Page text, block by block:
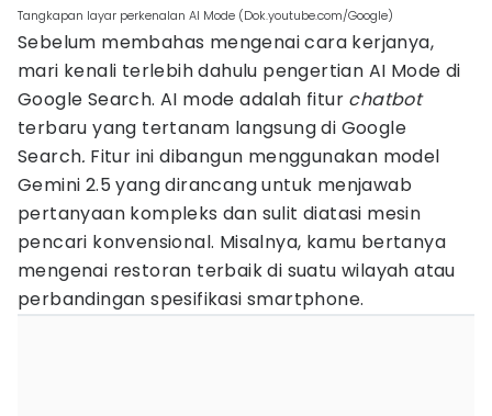
Tangkapan layar perkenalan AI Mode (Dok.youtube.com/Google)
Sebelum membahas mengenai cara kerjanya,
mari kenali terlebih dahulu pengertian AI Mode di
Google Search. AI mode adalah fitur chatbot
terbaru yang tertanam langsung di Google
Search. Fitur ini dibangun menggunakan model
Gemini 2.5 yang dirancang untuk menjawab
pertanyaan kompleks dan sulit diatasi mesin
pencari konvensional. Misalnya, kamu bertanya
mengenai restoran terbaik di suatu wilayah atau
perbandingan spesifikasi smartphone.